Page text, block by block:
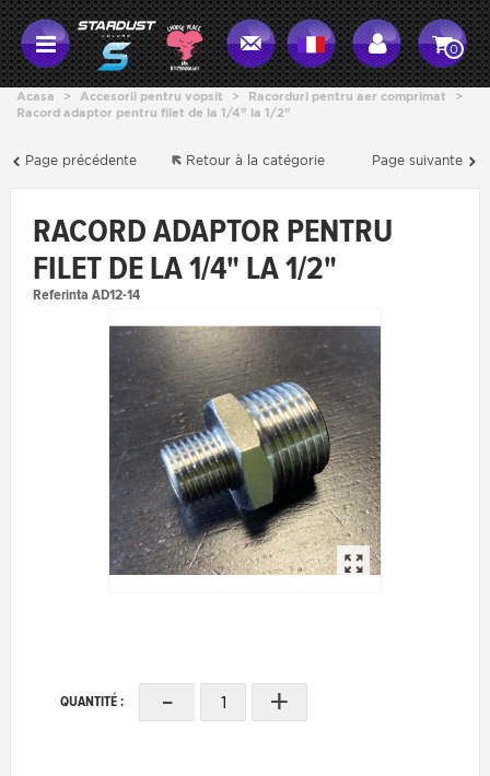
0
Acasa > Accesorii pentru vopsit > Racorduri pentru aer comprimat
>
Racord adaptor pentru filet de la 1/4" la 1/2"
Page précédente Page suivante
Retour à la catégorie
RACORD ADAPTOR PENTRU
FILET DE LA 1/4" LA 1/2"
Referinta AD12-14
QUANTITÉ : - +